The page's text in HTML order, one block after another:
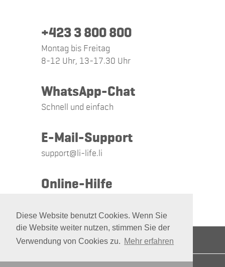
Diese Website benutzt Cookies. Wenn Sie
die Website weiter nutzen, stimmen Sie der
Verwendung von Cookies zu. Mehr erfahren
+423 3 800 800
Montag bis Freitag
8-12 Uhr, 13-17.30 Uhr
WhatsApp-Chat
Schnell und einfach
E-Mail-Support
support@li-life.li
Online-Hilfe
AGB·Jobs ·Datenschutz·Impressum